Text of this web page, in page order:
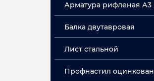
Арматура рифленая А3
Арматура мерная А3
Балка двутавровая
Лист стальной
Профнастил